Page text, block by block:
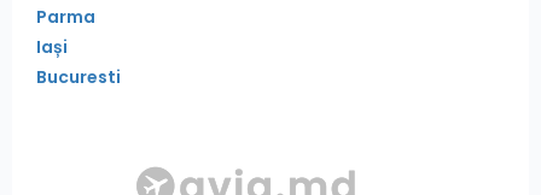
Parma
Iași
Bucuresti